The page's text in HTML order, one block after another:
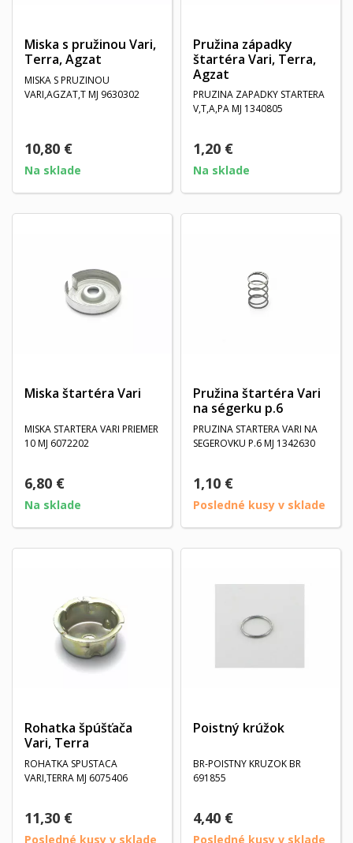
Miska s pružinou Vari,
Terra, Agzat
MISKA S PRUZINOU
VARI,AGZAT,T MJ 9630302
10,80 €
Na sklade
Pružina západky
štartéra Vari, Terra,
Agzat
PRUZINA ZAPADKY STARTERA
V,T,A,PA MJ 1340805
1,20 €
Na sklade
Miska štartéra Vari
MISKA STARTERA VARI PRIEMER
10 MJ 6072202
6,80 €
Na sklade
Pružina štartéra Vari
na ségerku p.6
PRUZINA STARTERA VARI NA
SEGEROVKU P.6 MJ 1342630
1,10 €
Posledné kusy v sklade
Rohatka špúšťača
Vari, Terra
ROHATKA SPUSTACA
VARI,TERRA MJ 6075406
11,30 €
Posledné kusy v sklade
Poistný krúžok
BR-POISTNY KRUZOK BR
691855
4,40 €
Posledné kusy v sklade